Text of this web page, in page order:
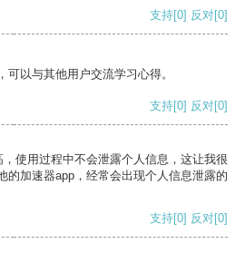
支持[0] 反对[0]
以与其他用户交流学习心得。
支持[0] 反对[0]
使用过程中不会泄露个人信息，这让我很
的加速器app，经常会出现个人信息泄露的
支持[0] 反对[0]